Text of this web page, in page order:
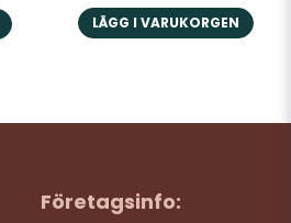
LÄGG I VARUKORGEN
Företagsinfo: